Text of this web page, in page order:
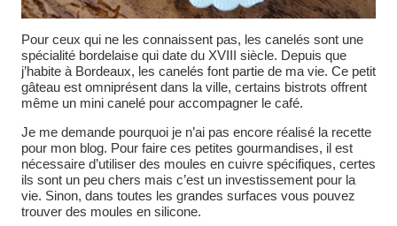
Pour ceux qui ne les connaissent pas, les canelés sont une
spécialité bordelaise qui date du XVIII siècle. Depuis que
j’habite à Bordeaux, les canelés font partie de ma vie. Ce petit
gâteau est omniprésent dans la ville, certains bistrots offrent
même un mini canelé pour accompagner le café.
Je me demande pourquoi je n’ai pas encore réalisé la recette
pour mon blog. Pour faire ces petites gourmandises, il est
nécessaire d’utiliser des moules en cuivre spécifiques, certes
ils sont un peu chers mais c’est un investissement pour la
vie. Sinon, dans toutes les grandes surfaces vous pouvez
trouver des moules en silicone.